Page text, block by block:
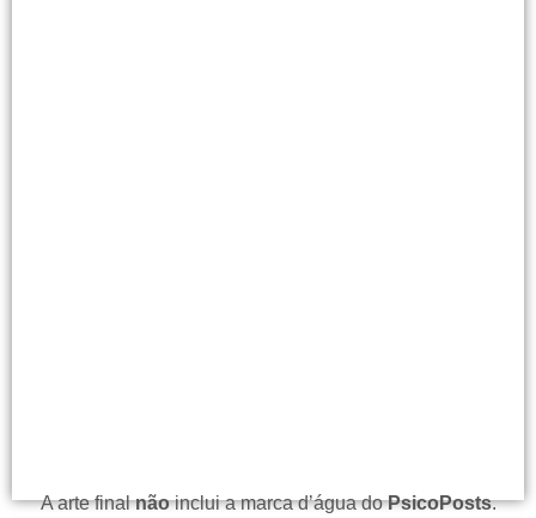
A arte finalnãoinclui a marca d’água doPsicoPosts.